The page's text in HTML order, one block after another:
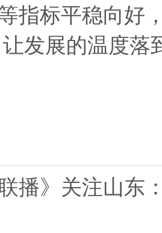
指标平稳向好
发展的温度落
播》关注山东